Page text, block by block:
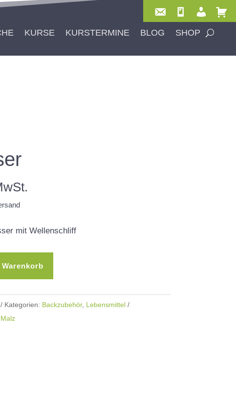
KURSE KURSTERMINE BLOG SHOP
mit Wellenschliff
Kategorien: Backzubehör, Lebensmittel
Malz